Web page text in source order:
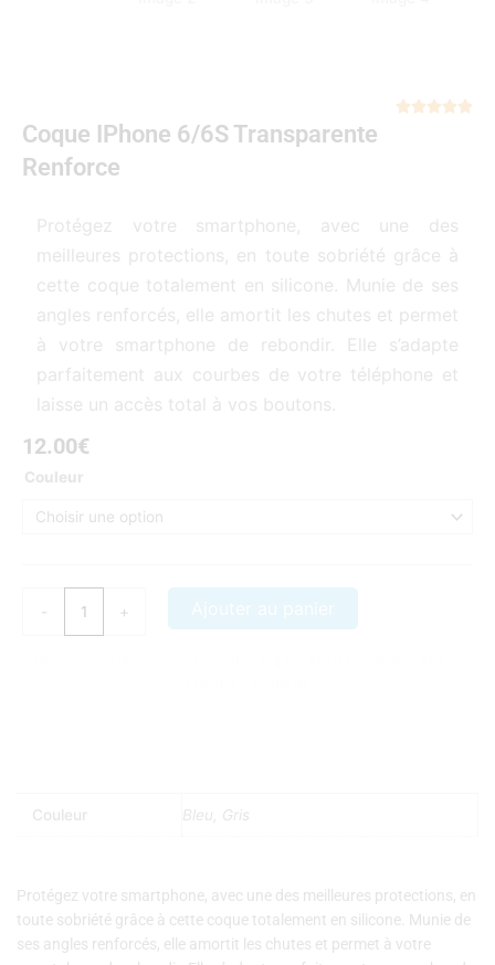

Coque IPhone 6/6S Transparente
Renforce
Protégez votre smartphone, avec une des
meilleures protections, en toute sobriété grâce à
cette coque totalement en silicone. Munie de ses
angles renforcés, elle amortit les chutes et permet
à votre smartphone de rebondir. Elle s’adapte
parfaitement aux courbes de votre téléphone et
laisse un accès total à vos boutons.
12.00€
Couleur
-
quantité
Coque
+
Couleur Bleu, Gris
Protégez votre smartphone, avec une des meilleures protections, en
toute sobriété grâce à cette coque totalement en silicone. Munie de
ses angles renforcés, elle amortit les chutes et permet à votre